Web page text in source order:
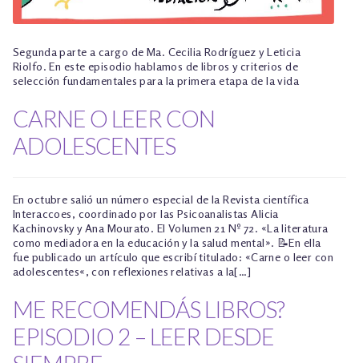
Segunda parte a cargo de Ma. Cecilia Rodríguez y Leticia
Riolfo. En este episodio hablamos de libros y criterios de
selección fundamentales para la primera etapa de la vida
CARNE O LEER CON
ADOLESCENTES
En octubre salió un número especial de la Revista científica
Interaccoes, coordinado por las Psicoanalistas Alicia
Kachinovsky y Ana Mourato. El Volumen 21 Nº 72. «La literatura
como mediadora en la educación y la salud mental». 📝En ella
fue publicado un artículo que escribí titulado: «Carne o leer con
adolescentes«, con reflexiones relativas a la[…]
ME RECOMENDÁS LIBROS?
EPISODIO 2 – LEER DESDE